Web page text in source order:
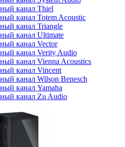
канал Thiel
канал Totem Acoustic
канал Triangle
канал Ultimate
канал Vector
канал Verity Audio
канал Vienna Acoustics
канал Vincent
канал Wilson Benesch
канал Yamaha
канал Zu Audio